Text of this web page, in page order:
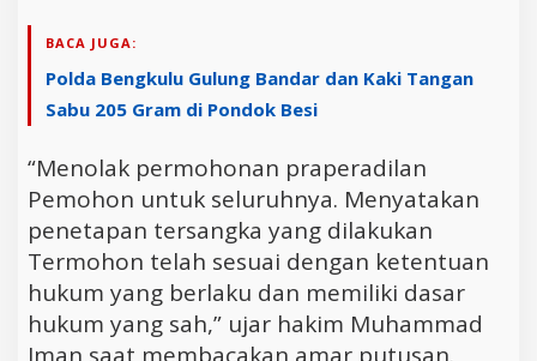
BACA JUGA:
Polda Bengkulu Gulung Bandar dan Kaki Tangan
Sabu 205 Gram di Pondok Besi
“Menolak permohonan praperadilan
Pemohon untuk seluruhnya. Menyatakan
penetapan tersangka yang dilakukan
Termohon telah sesuai dengan ketentuan
hukum yang berlaku dan memiliki dasar
hukum yang sah,” ujar hakim Muhammad
Iman saat membacakan amar putusan.